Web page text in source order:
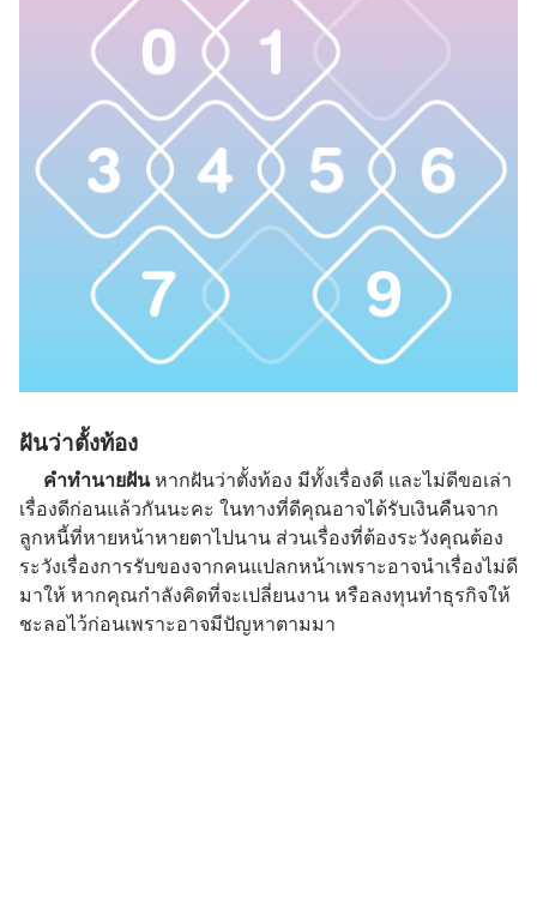
ฝันว่าตั้งท้อง
คำทำนายฝันหากฝันว่าตั้งท้อง มีทั้งเรื่องดี และไม่ดีขอเล่า
เรื่องดีก่อนแล้วกันนะคะ ในทางที่ดีคุณอาจได้รับเงินคืนจาก
ลูกหนี้ที่หายหน้าหายตาไปนาน ส่วนเรื่องที่ต้องระวังคุณต้อง
ระวังเรื่องการรับของจากคนแปลกหน้าเพราะอาจนำเรื่องไม่ดี
มาให้ หากคุณกำลังคิดที่จะเปลี่ยนงาน หรือลงทุนทำธุรกิจให้
ชะลอไว้ก่อนเพราะอาจมีปัญหาตามมา